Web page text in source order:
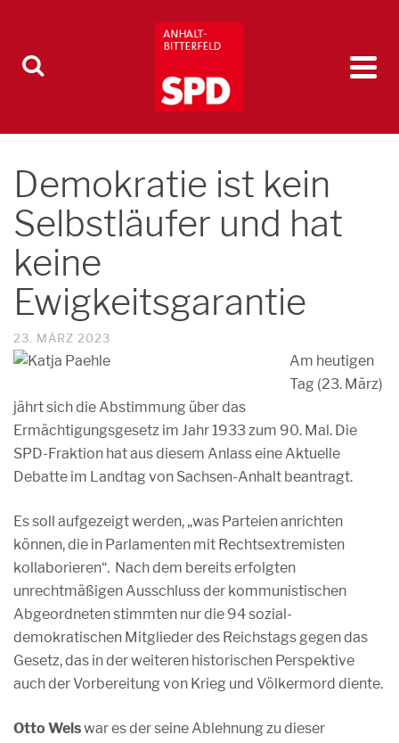
Demokratie ist kein
Selbstläufer und hat
keine
Ewigkeitsgarantie
23. MÄRZ 2023
Am heutigen
Tag (23. März)
jährt sich die Abstimmung über das
Ermächtigungsgesetz im Jahr 1933 zum 90. Mal. Die
SPD-Fraktion hat aus diesem Anlass eine Aktuelle
Debatte im Landtag von Sachsen-Anhalt beantragt.
Es soll aufgezeigt werden, „was Parteien anrichten
können, die in Parlamenten mit Rechtsextremisten
kollaborieren“. Nach dem bereits erfolgten
unrechtmäßigen Ausschluss der kommunistischen
Abgeordneten stimmten nur die 94 sozial-
demokratischen Mitglieder des Reichstags gegen das
Gesetz, das in der weiteren historischen Perspektive
auch der Vorbereitung von Krieg und Völkermord diente.
Otto Welswar es der seine Ablehnung zu dieser